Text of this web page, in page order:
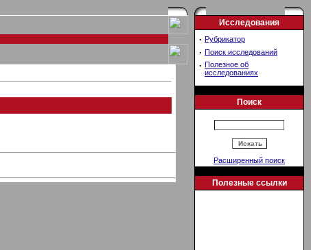
Исследования
· Рубрикатор
· Поиск исследований
· Полезное об
исследованиях
Поиск
Расширенный поиск
Полезные ссылки